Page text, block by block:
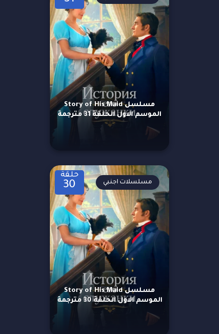
مسلسل Story of His Maid
الموسم الاول الحلقة 31 مترجمة
حلقة
30
مسلسل Story of His Maid
الموسم الاول الحلقة 30 مترجمة
مسلسلات اجنبي